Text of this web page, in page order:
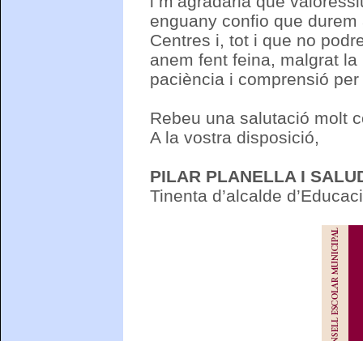
enguany confio que
Centres i, tot i que no
anem fent feina, malgrat
paciència i comprensió
Rebeu una salutació molt
A la vostra disposició,
PILAR PLANELLA I
Tinenta d’alcalde